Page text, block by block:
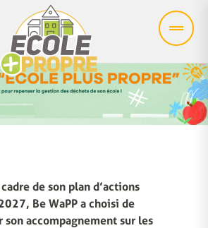
de son plan d’actions
Be WaPP a choisi de
son accompagnement sur les